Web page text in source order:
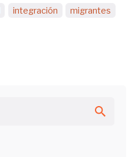
integración migrantes